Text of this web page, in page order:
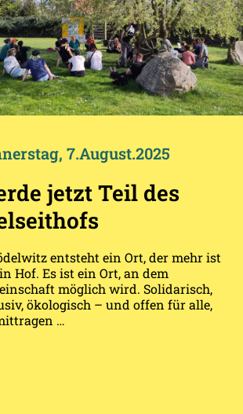
7.August.2025
jetzt Teil des
entsteht ein Ort, der mehr ist
Hof. Es ist ein Ort, an dem
möglich wird. Solidarisch,
ökologisch – und offen für alle,
…